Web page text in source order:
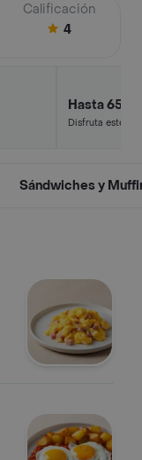
Calificación
4
Hasta 65%
Disfruta este
Sándwiches y